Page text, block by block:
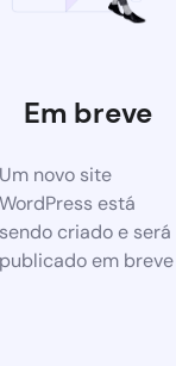
Em breve
Um novo site
WordPress está
sendo criado e será
publicado em breve